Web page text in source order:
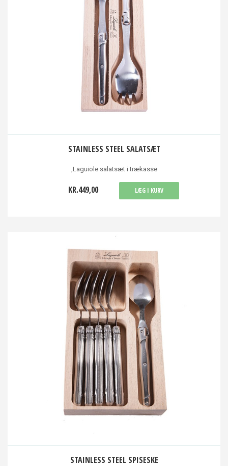
STAINLESS STEEL SALATSÆT
,Laguiole salatsæt i trækasse
KR.449,00 LÆG I KURV
STAINLESS STEEL SPISESKE